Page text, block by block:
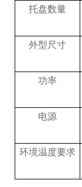
托盘数量
外型尺寸
功率
电源
环境温度要求